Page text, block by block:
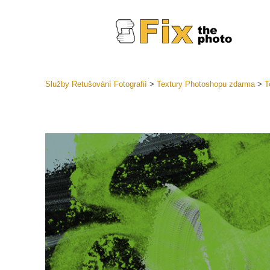
Služby
LR
nabídek
Mobilní
Služby Retušování Fotografií> Textury Photoshopu zdarma>